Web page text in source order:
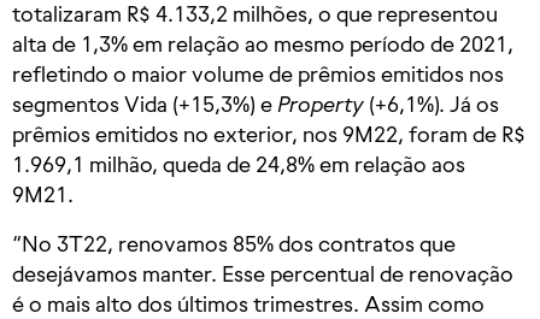
totalizaram R$ 4.133,2 milhões, o que representou
alta de 1,3% em relação ao mesmo período de 2021,
refletindo o maior volume de prêmios emitidos nos
segmentos Vida (+15,3%) e Property (+6,1%). Já os
prêmios emitidos no exterior, nos 9M22, foram de R$
1.969,1 milhão, queda de 24,8% em relação aos
9M21.
“No 3T22, renovamos 85% dos contratos que
desejávamos manter. Esse percentual de renovação
é o mais alto dos últimos trimestres. Assim como